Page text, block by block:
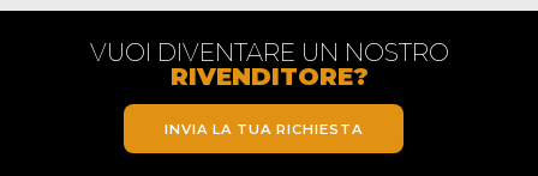
VUOI DIVENTARE UN NOSTRO
RIVENDITORE?
INVIA LA TUA RICHIESTA